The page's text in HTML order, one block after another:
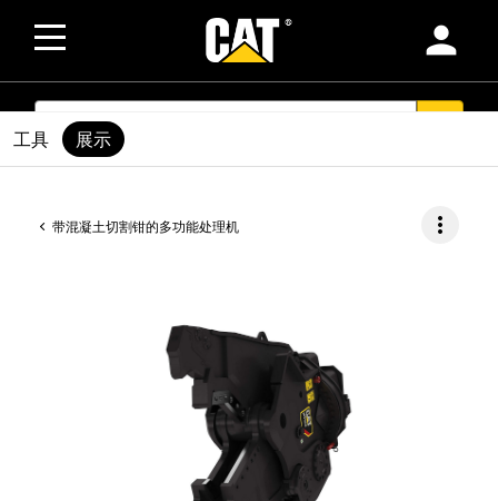
person
SEARCH
带混凝土切割钳的多功能处理机 more_vert
工具 展示